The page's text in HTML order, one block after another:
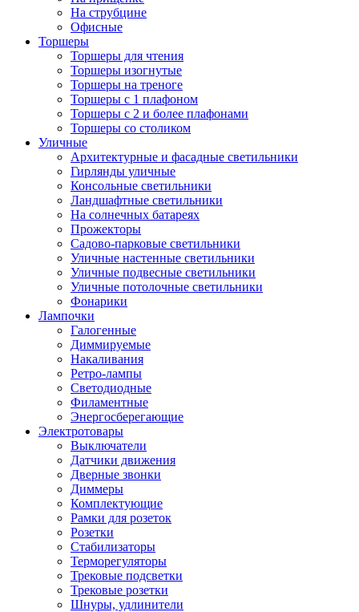
На струбцине
Офисные
Торшеры
Торшеры для чтения
Торшеры изогнутые
Торшеры на треноге
Торшеры с 1 плафоном
Торшеры с 2 и более плафонами
Торшеры со столиком
Уличные
Архитектурные и фасадные светильники
Гирлянды уличные
Консольные светильники
Ландшафтные светильники
На солнечных батареях
Прожекторы
Садово-парковые светильники
Уличные настенные светильники
Уличные подвесные светильники
Уличные потолочные светильники
Фонарики
Лампочки
Галогенные
Диммируемые
Накаливания
Ретро-лампы
Светодиодные
Филаментные
Энергосберегающие
Электротовары
Выключатели
Датчики движения
Дверные звонки
Диммеры
Комплектующие
Рамки для розеток
Розетки
Стабилизаторы
Терморегуляторы
Трековые подсветки
Трековые розетки
Шнуры, удлинители